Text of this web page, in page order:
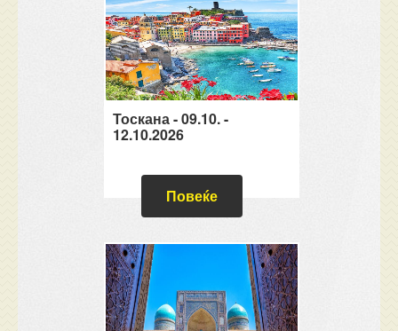
Тоскана - 09.10. -
12.10.2026
Повеќе